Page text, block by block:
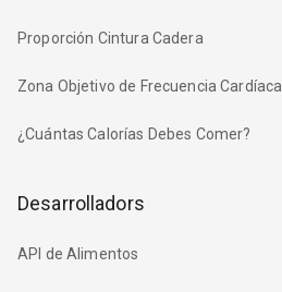
Proporción Cintura Cadera
Zona Objetivo de Frecuencia Cardíaca
¿Cuántas Calorías Debes Comer?
Desarrolladors
API de Alimentos